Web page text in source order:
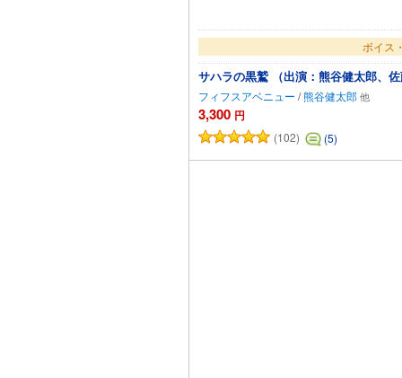
ボイス
サハラの黒鷲 （出演：熊谷健太郎、
フィフスアベニュー /熊谷健太郎
3,300 円
(102) (5)